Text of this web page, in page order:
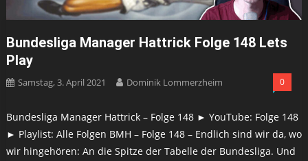
Bundesliga Manager Hattrick Folge 148 Lets
Play
Samstag, 3. April 2021 Dominik Lommerzheim 0
Bundesliga Manager Hattrick – Folge 148 ► YouTube: Folge 148
► Playlist: Alle Folgen BMH – Folge 148 – Endlich sind wir da, wo
wir hingehören: An die Spitze der Tabelle der Bundesliga. Und